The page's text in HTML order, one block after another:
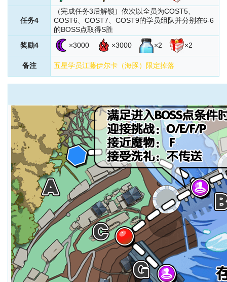
任务4
（完成任务3后解锁）依次以全员为COST5、
COST6、COST7、COST9的学员组队并分别在6-6
的BOSS点取得S胜
奖励4
×3000 ×3000 ×2 ×2
备注 五星学员江藤伊尔卡（海豚）限定掉落